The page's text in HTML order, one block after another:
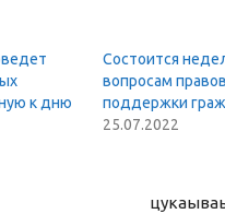
к дню
Состоится
вопросам
поддержки
25.07.2022
цукаыва